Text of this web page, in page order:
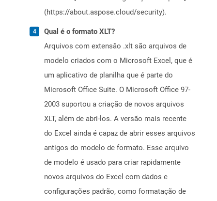
(https://about.aspose.cloud/security).
Qual é o formato XLT?
Arquivos com extensão .xlt são arquivos de
modelo criados com o Microsoft Excel, que é
um aplicativo de planilha que é parte do
Microsoft Office Suite. O Microsoft Office 97-
2003 suportou a criação de novos arquivos
XLT, além de abri-los. A versão mais recente
do Excel ainda é capaz de abrir esses arquivos
antigos do modelo de formato. Esse arquivo
de modelo é usado para criar rapidamente
novos arquivos do Excel com dados e
configurações padrão, como formatação de